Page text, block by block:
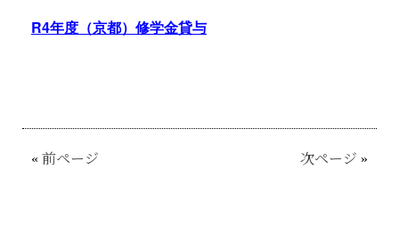
R4年度（京都）修学金貸与
« 前ページ 次ページ »